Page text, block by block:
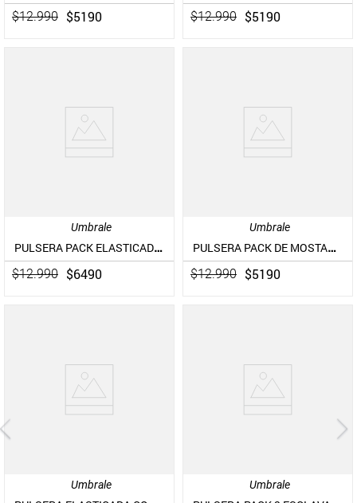
$12.990 $5190 $12.990 $5190
Umbrale
PULSERA PACK ELASTICADAS DE MOSTACILLAS
$12.990 $6490
Umbrale
PULSERA PACK DE MOSTACILLAS
$12.990 $5190
Umbrale Umbrale